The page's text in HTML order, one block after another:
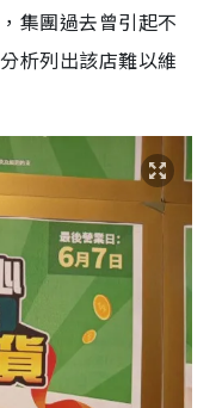
集團過去曾引起不
析列出該店難以維